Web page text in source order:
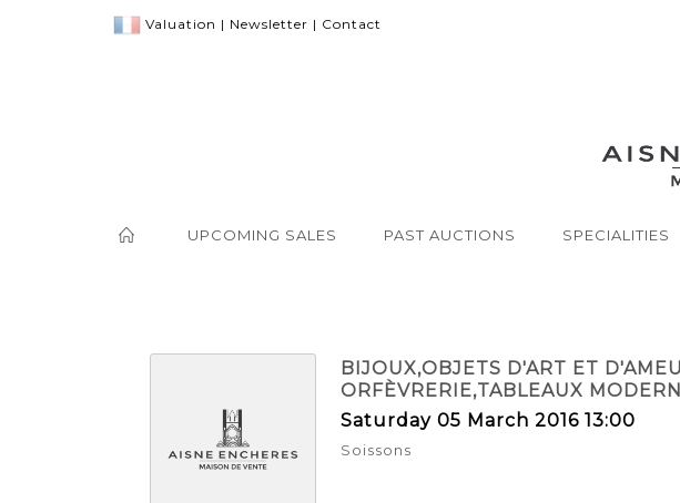
Valuation | Newsletter | Contact
UPCOMING SALES PAST AUCTIONS SPECIALITIES
BIJOUX,OBJETS D'ART ET
ORFÈVRERIE,TABLEAUX
Saturday 05 March 2016 13:00
Soissons